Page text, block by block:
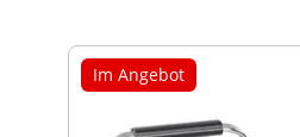
Im Angebot